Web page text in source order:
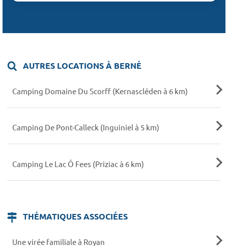
AUTRES LOCATIONS À BERNÉ
Camping Domaine Du Scorff (Kernascléden à 6 km)
Camping De Pont-Calleck (Inguiniel à 5 km)
Camping Le Lac Ô Fees (Priziac à 6 km)
THÉMATIQUES ASSOCIÉES
Une virée familiale à Royan